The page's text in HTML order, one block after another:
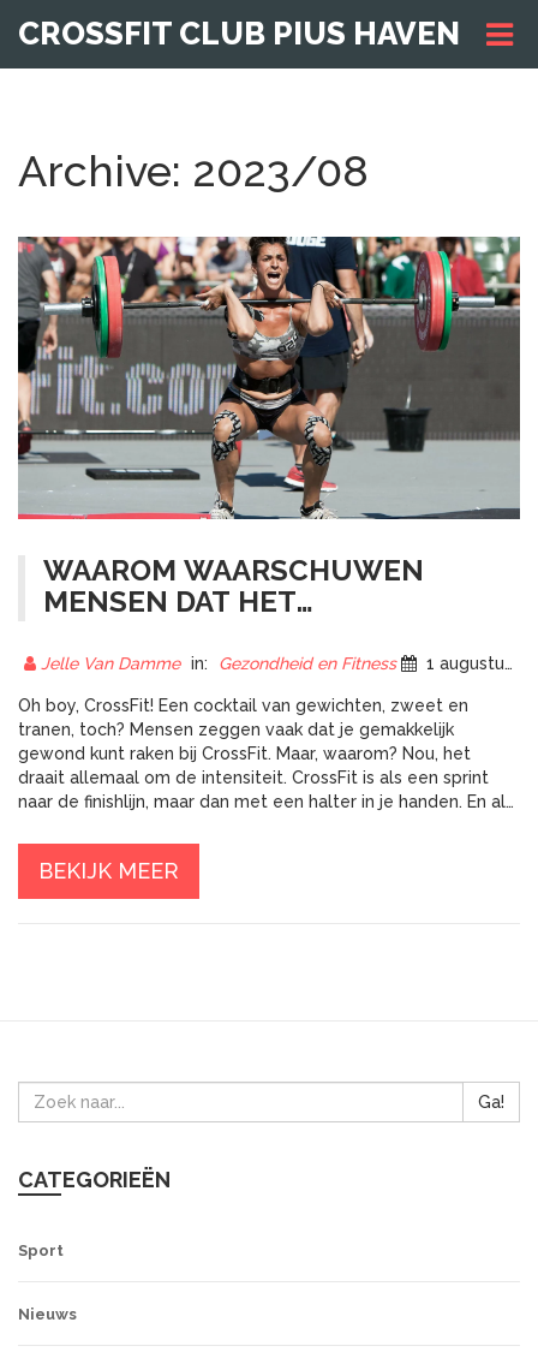
CROSSFIT CLUB PIUS HAVEN
Archive: 2023/08
WAAROM WAARSCHUWEN
MENSEN DAT HET
TE RAKEN BIJ HET DOEN VAN
CROSSFIT?
Jelle Van Damme in: Gezondheid en Fitness 1 augustus 2023
Oh boy, CrossFit! Een cocktail van gewichten, zweet en
tranen, toch? Mensen zeggen vaak dat je gemakkelijk
gewond kunt raken bij CrossFit. Maar, waarom? Nou, het
draait allemaal om de intensiteit. CrossFit is als een sprint
naar de finishlijn, maar dan met een halter in je handen. En als
gemakkelijk een blessure oplopen. Dus, de volgende keer
dat je die kettlebell oppakt, herinner jezelf eraan om het
rustig aan te doen! Maar hey, geen zorgen, met de juiste
BEKIJK MEER
Ga!
CATEGORIEËN
Sport
Nieuws